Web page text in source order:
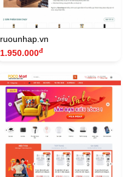
ruounhap.vn
1.950.000đ